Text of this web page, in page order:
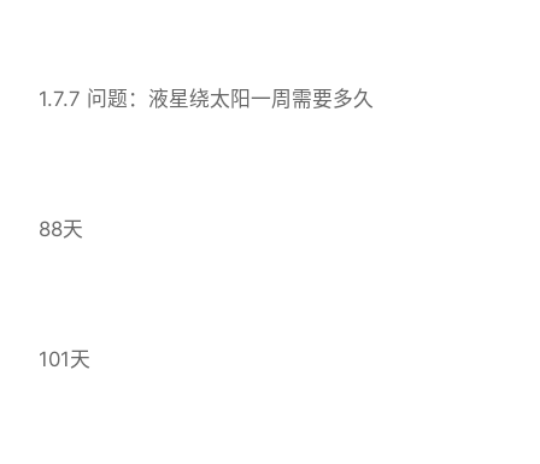
1.7.7 问题：液星绕太阳一周需要多久
88天
101天